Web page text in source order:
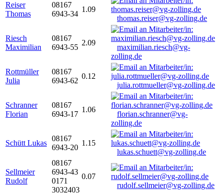
Reiser
Thomas
08167
6943-34
1.09
thomas.reiser@vg-zolling.de
Riesch
Maximilian
08167
6943-55
2.09
maximilian.riesch@vg-
zolling.de
Rottmüller
Julia
08167
6943-62
0.12
julia.rottmueller@vg-zolling.de
Schranner
Florian
08167
6943-17
1.06
florian.schranner@vg-
zolling.de
Schütt Lukas
08167
6943-20
1.15
lukas.schuett@vg-zolling.de
Sellmeier
Rudolf
08167
6943-43
0171
3032403
0.07
rudolf.sellmeier@vg-zolling.de